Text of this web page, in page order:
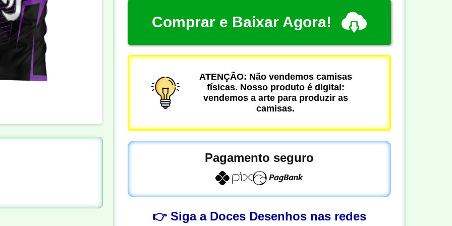
Comprar e Baixar Agora!
ATENÇÃO: Não vendemos camisas
físicas. Nosso produto é digital:
vendemos a arte para produzir as
camisas.
Pagamento seguro
👉 Siga a Doces Desenhos nas redes